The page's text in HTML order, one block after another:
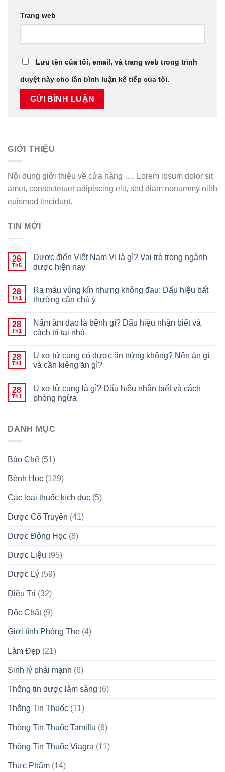
Trang web
Lưu tên của tôi, email, và trang web trong trình
duyệt này cho lần bình luận kế tiếp của tôi.
GIỚI THIỆU
Nội dung giới thiệu về cửa hàng …. Lorem ipsum dolor sit
amet, consectetuer adipiscing elit, sed diam nonummy nibh
euismod tincidunt.
TIN MỚI
26
Th5
Dược điển Việt Nam VI là gì? Vai trò trong ngành
dược hiện nay
28
Th1
Ra máu vùng kín nhưng không đau: Dấu hiệu bất
thường cần chú ý
28
Th1
Nấm âm đạo là bệnh gì? Dấu hiệu nhận biết và
cách trị tại nhà
28
Th1
U xơ tử cung có được ăn trứng không? Nên ăn gì
và cần kiêng ăn gì?
28
Th1
U xơ tử cung là gì? Dấu hiệu nhận biết và cách
phòng ngừa
DANH MỤC
Bào Chế (51)
Bệnh Học (129)
Các loại thuốc kích dục (5)
Dược Cổ Truyền (41)
Dược Động Học (8)
Dược Liệu (95)
Dược Lý (59)
Điều Trị (32)
Độc Chất(9)
Giới tính Phòng The (4)
Làm Đẹp (21)
Sinh lý phái mạnh (6)
Thông tin dược lâm sàng (6)
Thông Tin Thuốc (11)
Thông Tin Thuốc Tamiflu (6)
Thông Tin Thuốc Viagra (11)
Thực Phẩm (14)